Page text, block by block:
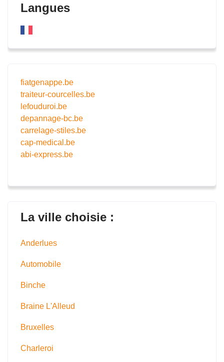
Langues
fiatgenappe.be
traiteur-courcelles.be
lefouduroi.be
depannage-bc.be
carrelage-stiles.be
cap-medical.be
abi-express.be
La ville choisie :
Anderlues
Automobile
Binche
Braine L'Alleud
Bruxelles
Charleroi